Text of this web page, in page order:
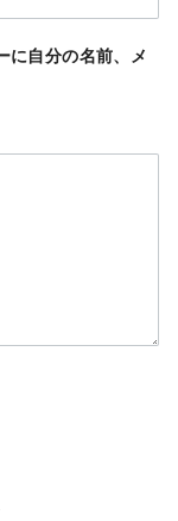
に自分の名前、メ